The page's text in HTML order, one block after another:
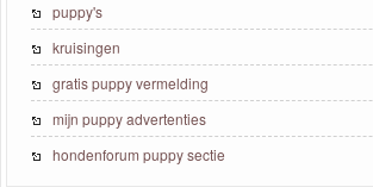
puppy's
kruisingen
gratis puppy vermelding
mijn puppy advertenties
hondenforum puppy sectie